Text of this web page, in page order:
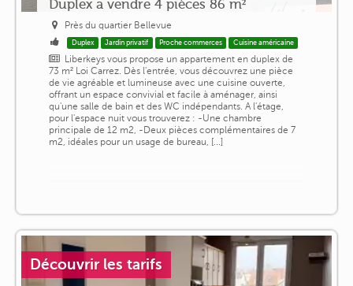
Duplex a vendre 4 pièces 86 m²
Près du quartier Bellevue
Duplex Jardin privatif Proche commerces Cuisine américaine
Liberkeys vous propose un appartement en duplex de
73 m² Loi Carrez. Dès l'entrée, vous découvrez une pièce
de vie agréable et lumineuse avec une cuisine ouverte,
offrant un espace convivial et facile à aménager, ainsi
qu'une salle de bain et des WC indépendants. A l'étage,
pour l'espace nuit vous trouverez : -Une chambre
principale de 12 m2, -Deux pièces complémentaires de 7
m2, idéales pour un usage de bureau, [...]
Découvrir les tarifs